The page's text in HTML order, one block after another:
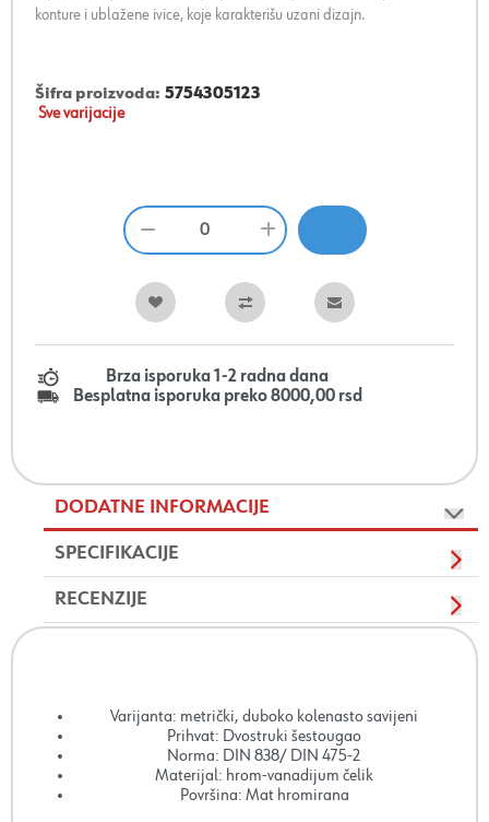
konture i ublažene ivice, koje karakterišu uzani dizajn.
Šifra proizvoda: 5754305123
Sve varijacije
Brza isporuka 1-2 radna dana
Besplatna isporuka preko 8000,00 rsd
DODATNE INFORMACIJE
SPECIFIKACIJE
RECENZIJE
Varijanta: metrički, duboko kolenasto savijeni
Prihvat: Dvostruki šestougao
Norma: DIN 838/ DIN 475-2
Materijal: hrom-vanadijum čelik
Površina: Mat hromirana